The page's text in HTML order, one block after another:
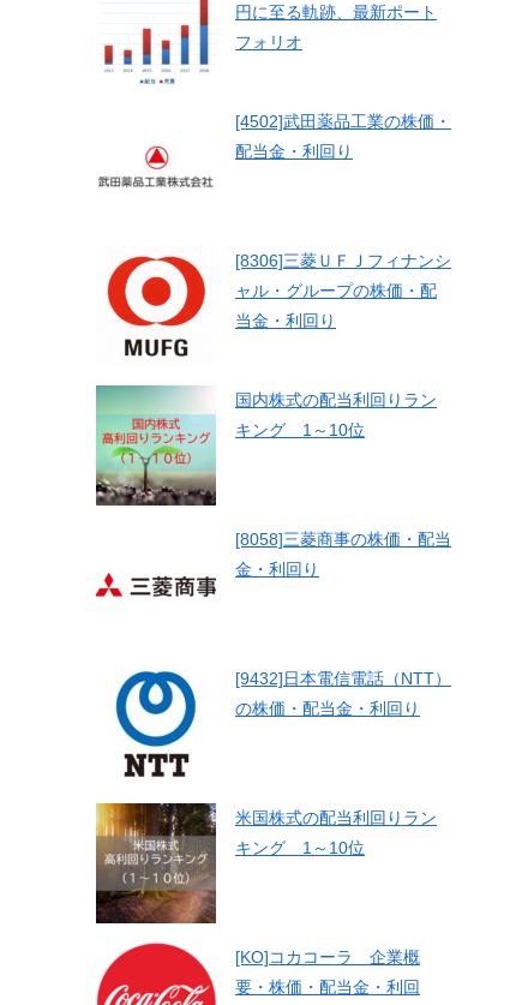
円に至る軌跡、最新ポート
フォリオ
[4502]武田薬品工業の株価・
配当金・利回り
[8306]三菱ＵＦＪフィナンシ
ャル・グループの株価・配
当金・利回り
国内株式の配当利回りラン
キング 1～10位
[8058]三菱商事の株価・配当
金・利回り
[9432]日本電信電話（NTT）
の株価・配当金・利回り
米国株式の配当利回りラン
キング 1～10位
[KO]コカコーラ 企業概
要・株価・配当金・利回